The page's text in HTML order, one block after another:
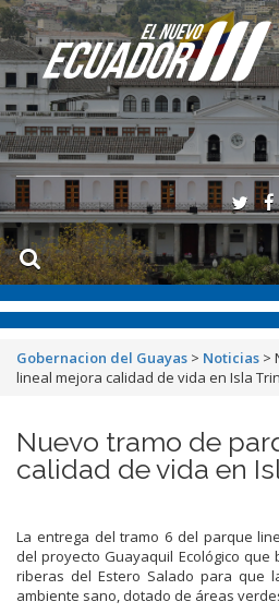
Gobernacion del Guayas > Noticias >
lineal mejora calidad de vida en Isla
Nuevo tramo de
calidad de vida en
La entrega del tramo 6 del parque
del proyecto Guayaquil Ecológico
riberas del Estero Salado para que
ambiente sano, dotado de áreas